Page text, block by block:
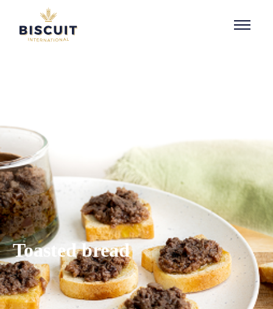
Aller au contenu
Toasted bread